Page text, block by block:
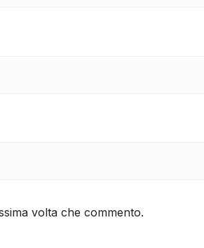
volta che commento.